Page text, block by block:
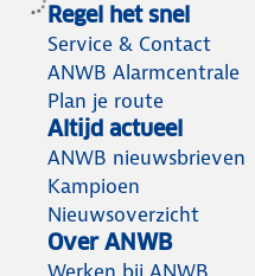
Regel het snel
Service & Contact
ANWB Alarmcentrale
Plan je route
Altijd actueel
ANWB nieuwsbrieven
Kampioen
Nieuwsoverzicht
Over ANWB